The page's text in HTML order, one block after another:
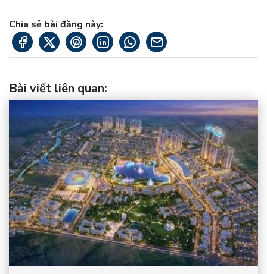
Chia sẻ bài đăng này:
Bài viết liên quan: